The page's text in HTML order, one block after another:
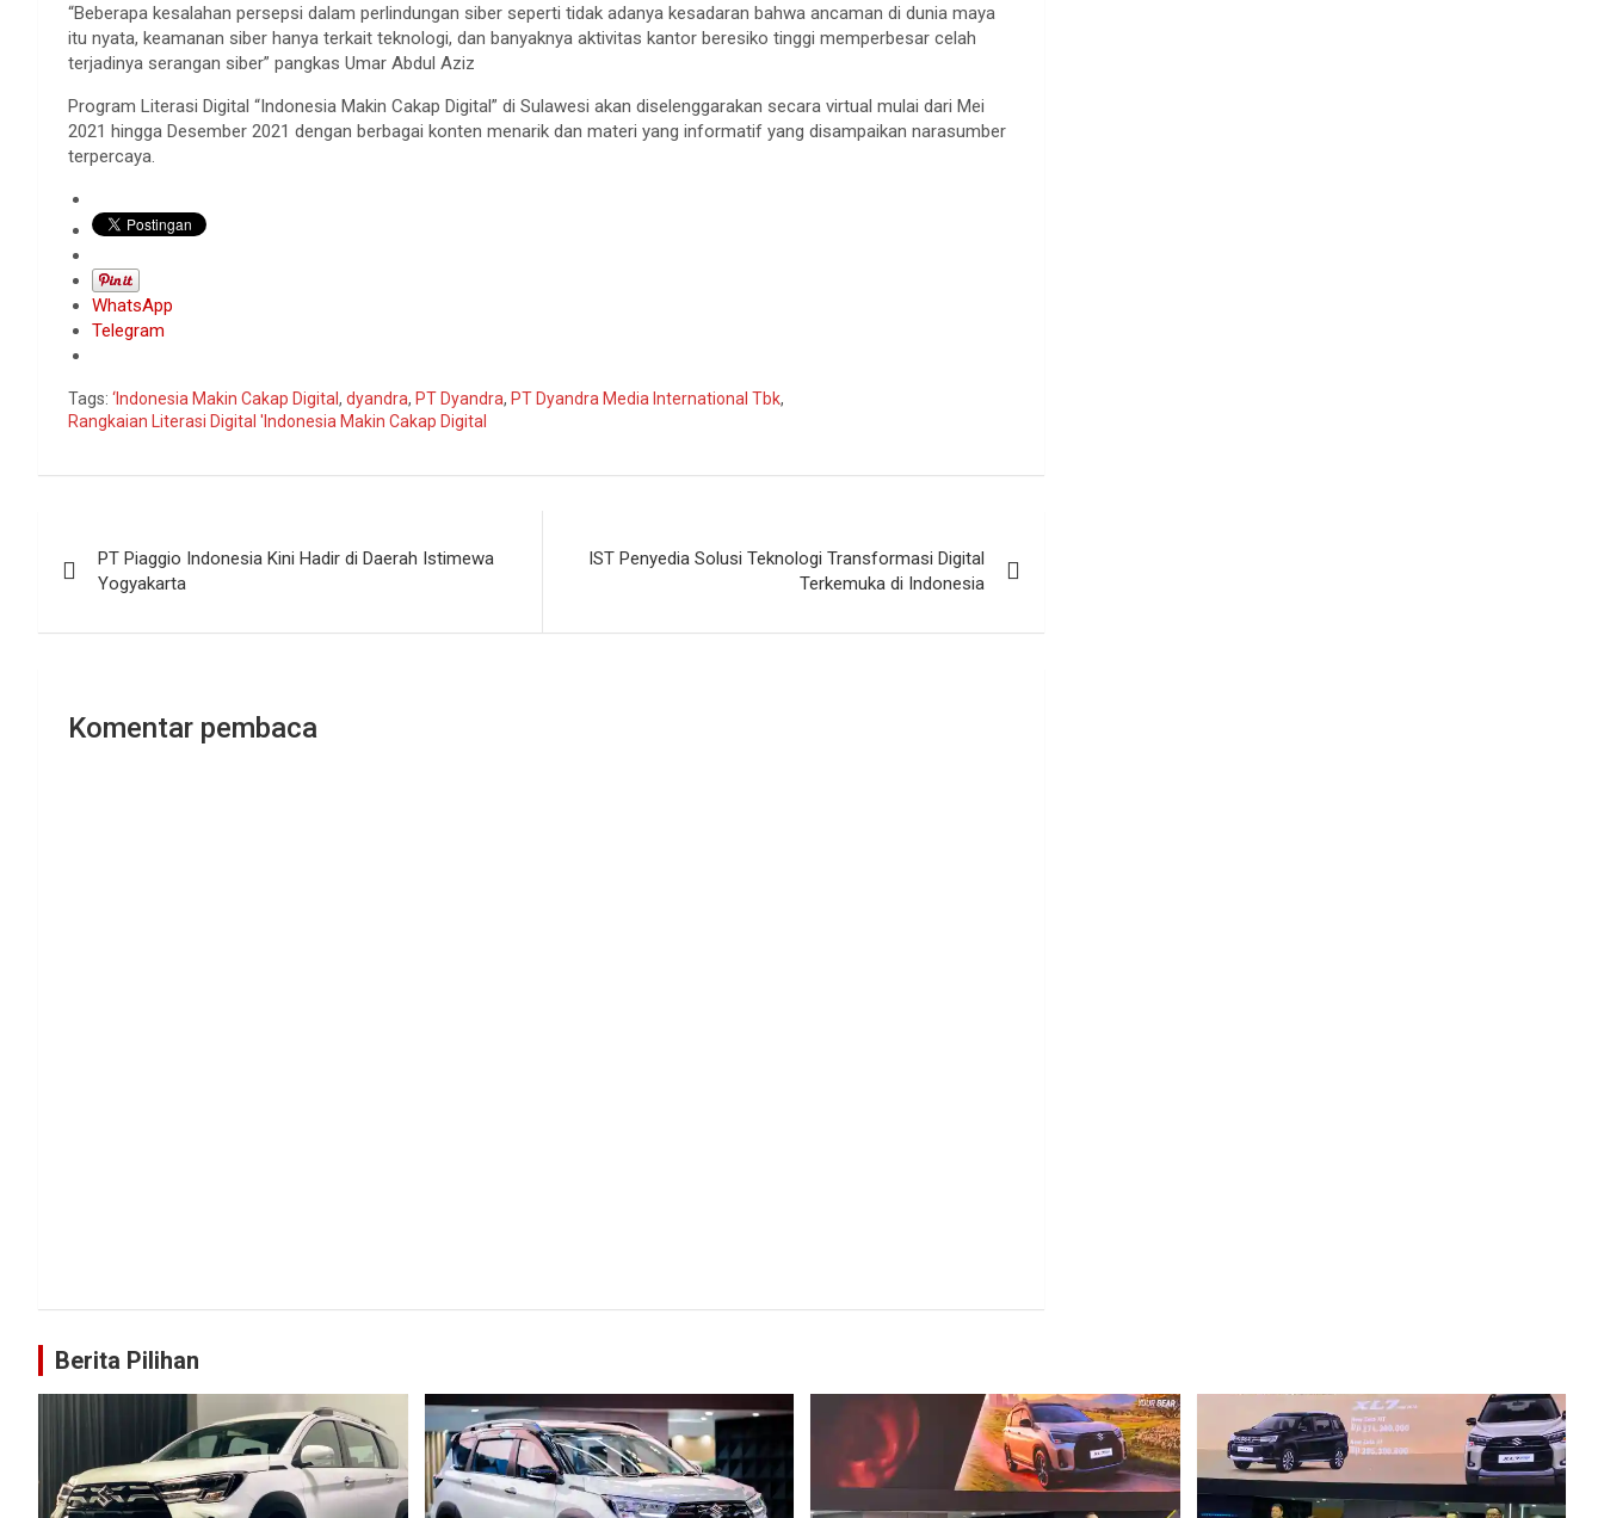
“Beberapa kesalahan persepsi dalam perlindungan siber seperti tidak adanya kesadaran bahwa ancaman di dunia maya
itu nyata, keamanan siber hanya terkait teknologi, dan banyaknya aktivitas kantor beresiko tinggi memperbesar celah
terjadinya serangan siber” pangkas Umar Abdul Aziz
Program Literasi Digital “Indonesia Makin Cakap Digital” di Sulawesi akan diselenggarakan secara virtual mulai dari Mei
2021 hingga Desember 2021 dengan berbagai konten menarik dan materi yang informatif yang disampaikan narasumber
terpercaya.
WhatsApp
Telegram
Tags: ‘Indonesia Makin Cakap Digital , dyandra, PT Dyandra, PT Dyandra Media International Tbk,
Rangkaian Literasi Digital 'Indonesia Makin Cakap Digital
pos
PT Piaggio Indonesia Kini Hadir di Daerah Istimewa
Yogyakarta
IST Penyedia Solusi Teknologi Transformasi Digital
Terkemuka di Indonesia
Komentar pembaca
Berita Pilihan